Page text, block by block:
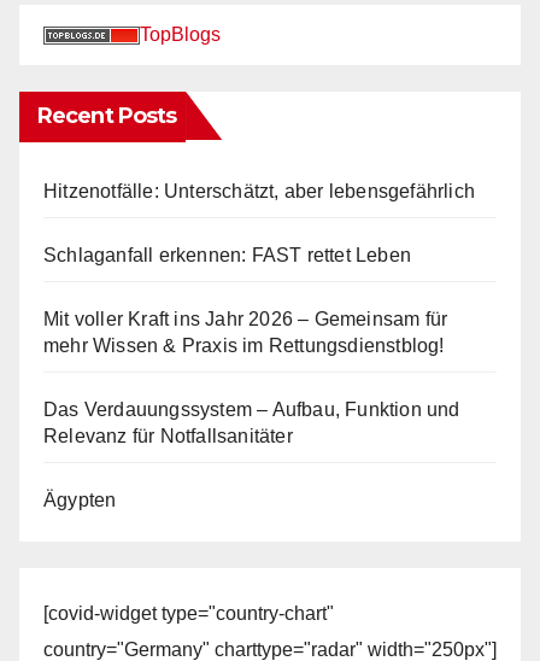
TopBlogs
Recent Posts
Hitzenotfälle: Unterschätzt, aber lebensgefährlich
Schlaganfall erkennen: FAST rettet Leben
Mit voller Kraft ins Jahr 2026 – Gemeinsam für
mehr Wissen & Praxis im Rettungsdienstblog!
Das Verdauungssystem – Aufbau, Funktion und
Relevanz für Notfallsanitäter
Ägypten
[covid-widget type="country-chart"
country="Germany" charttype="radar" width="250px"]